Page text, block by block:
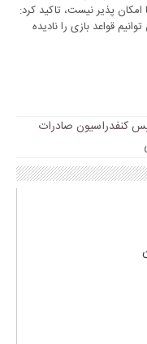
پذیر نیست، تاکید کرد:
قواعد بازی را نادیده
کنفدراسیون صادرات